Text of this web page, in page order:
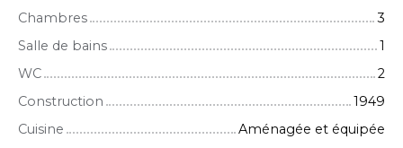
Chambres
3
Salle de bains
1
WC
2
Construction
1949
Cuisine
Aménagée et équipée